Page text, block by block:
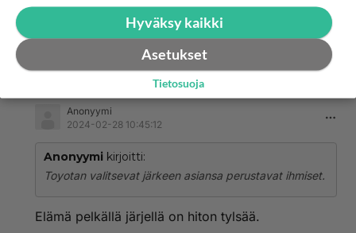
Toyotan valitsevat järkeen asiansa perustavat
ihmiset.
Äänestä Kommentoi
Anonyymi
2024-02-28 10:45:12
Anonyymi kirjoitti:
Toyotan valitsevat järkeen asiansa perustavat ihmiset.
Elämä pelkällä järjellä on hiton tylsää.
Hyväksy kaikki
Asetukset
Tietosuoja